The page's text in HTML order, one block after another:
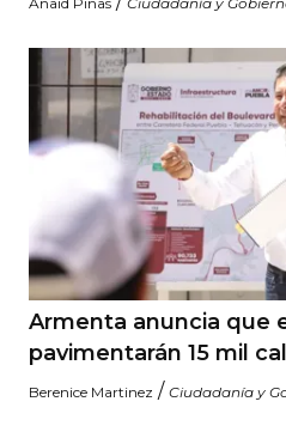
Armenta anuncia que
pavimentarán 15 mil
Berenice Martinez / Ciudadanía y